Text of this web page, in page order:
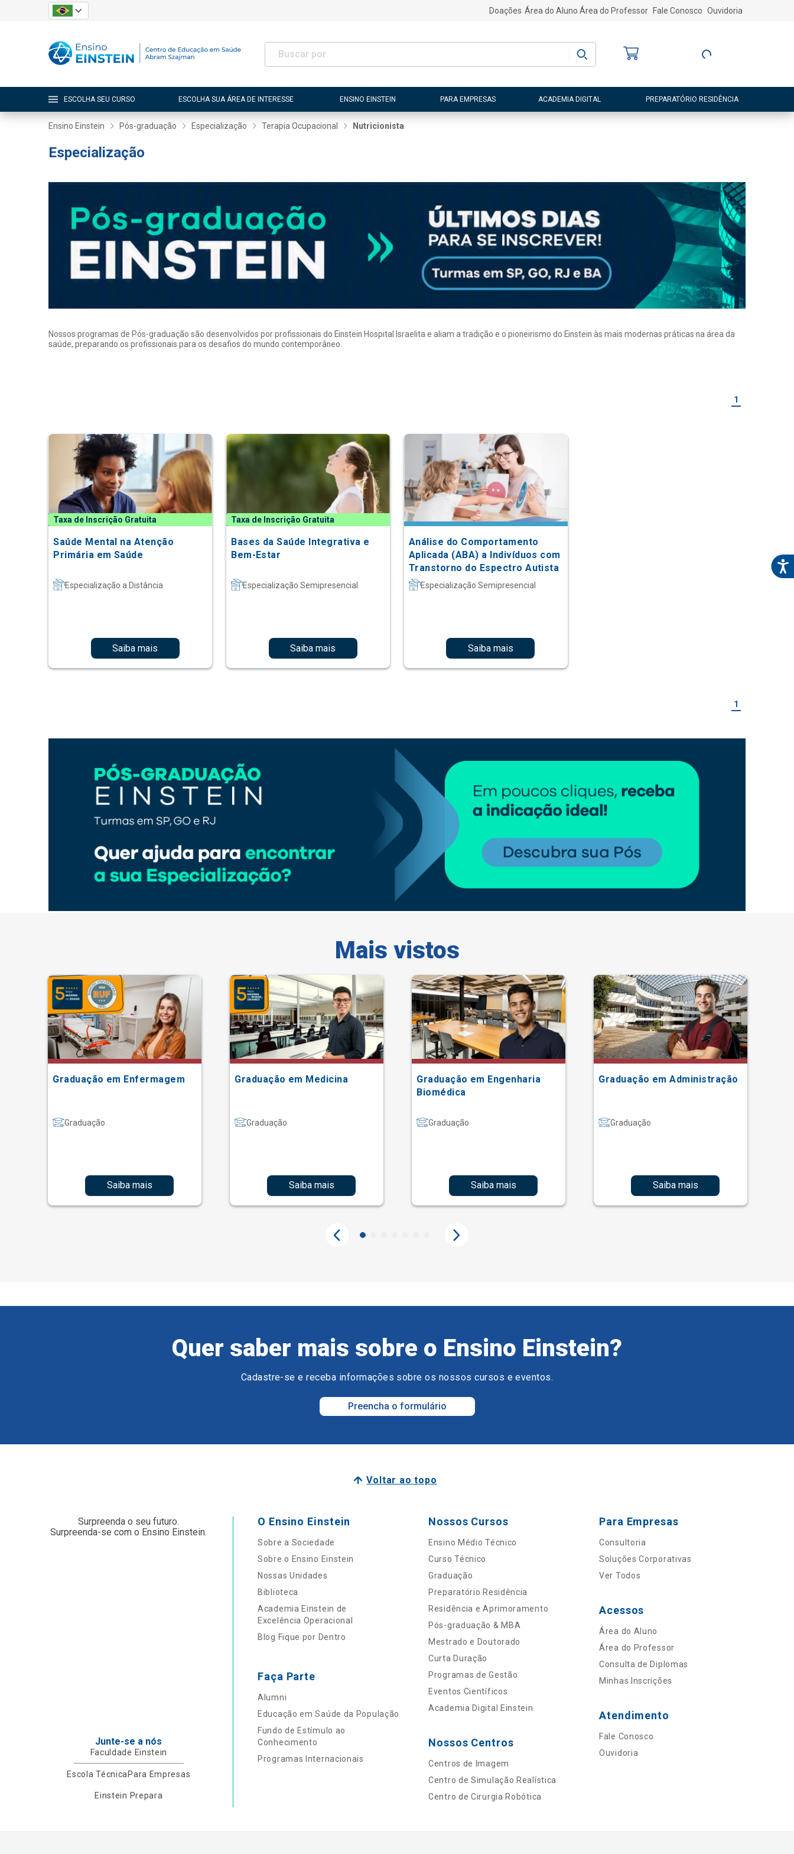
Doações Área do Aluno Área do Professor Fale Conosco Ouvidoria
Entre ou Cadastre-
ESCOLHA SEU CURSO ESCOLHA SUA ÁREA DE INTERESSE ENSINO EINSTEIN PARA EMPRESAS ACADEMIA DIGITAL PREPARATÓRIO RESIDÊNCIA
Ensino Einstein Pós-graduação Especialização Terapia Ocupacional Nutricionista
Especialização
Nossos programas de Pós-graduação são desenvolvidos por profissionais do Einstein Hospital Israelita e aliam a tradição e o pioneirismo do Einstein às mais modernas práticas na área da
saúde, preparando os profissionais para os desafios do mundo contemporâneo.
1
Taxa de Inscrição Gratuita
Saúde Mental na Atenção
Primária em Saúde
Especialização a Distância
Saiba mais
Taxa de Inscrição Gratuita
Bases da Saúde Integrativa e
Bem-Estar
Especialização Semipresencial
Saiba mais
Análise do Comportamento
Aplicada (ABA) a Indivíduos com
Transtorno do Espectro Autista
Especialização Semipresencial
Saiba mais
1
Mais vistos
Graduação em Enfermagem
Graduação
Saiba mais
Graduação em Medicina
Graduação
Saiba mais
Graduação em Engenharia
Biomédica
Graduação
Saiba mais
Graduação em Administração
Graduação
Saiba mais
Quer saber mais sobre o Ensino Einstein?
Cadastre-se e receba informações sobre os nossos cursos e eventos.
Preencha o formulário
Voltar ao topo
Surpreenda o seu futuro.
Surpreenda-se com o Ensino Einstein.
Junte-se a nós
Faculdade Einstein
Escola TécnicaPara Empresas
Einstein Prepara
O Ensino Einstein
Sobre a Sociedade
Sobre o Ensino Einstein
Nossas Unidades
Biblioteca
Academia Einstein de
Excelência Operacional
Blog Fique por Dentro
Faça Parte
Alumni
Educação em Saúde da População
Fundo de Estímulo ao
Conhecimento
Programas Internacionais
Nossos Cursos
Ensino Médio Técnico
Curso Técnico
Graduação
Preparatório Residência
Residência e Aprimoramento
Pós-graduação & MBA
Mestrado e Doutorado
Curta Duração
Programas de Gestão
Eventos Científicos
Academia Digital Einstein
Nossos Centros
Centros de Imagem
Centro de Simulação Realística
Centro de Cirurgia Robótica
Para Empresas
Consultoria
Soluções Corporativas
Ver Todos
Acessos
Área do Aluno
Área do Professor
Consulta de Diplomas
Minhas Inscrições
Atendimento
Fale Conosco
Ouvidoria